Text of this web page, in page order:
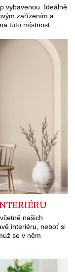
vybavenou. Ideálně
zařízením a
tuto místnost.
našich
interiéru, neboť si
se v něm